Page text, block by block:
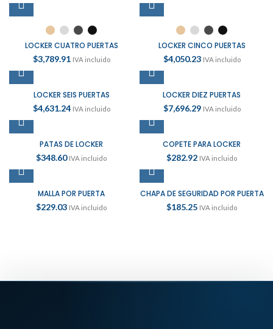
LOCKER CUATRO PUERTAS
$3,789.91 IVA incluido
LOCKER CINCO PUERTAS
$4,050.23 IVA incluido
LOCKER SEIS PUERTAS
$4,631.24 IVA incluido
LOCKER DIEZ PUERTAS
$7,696.29 IVA incluido
PATAS DE LOCKER
$348.60 IVA incluido
COPETE PARA LOCKER
$282.92 IVA incluido
MALLA POR PUERTA
$229.03 IVA incluido
CHAPA DE SEGURIDAD POR PUERTA
$185.25 IVA incluido